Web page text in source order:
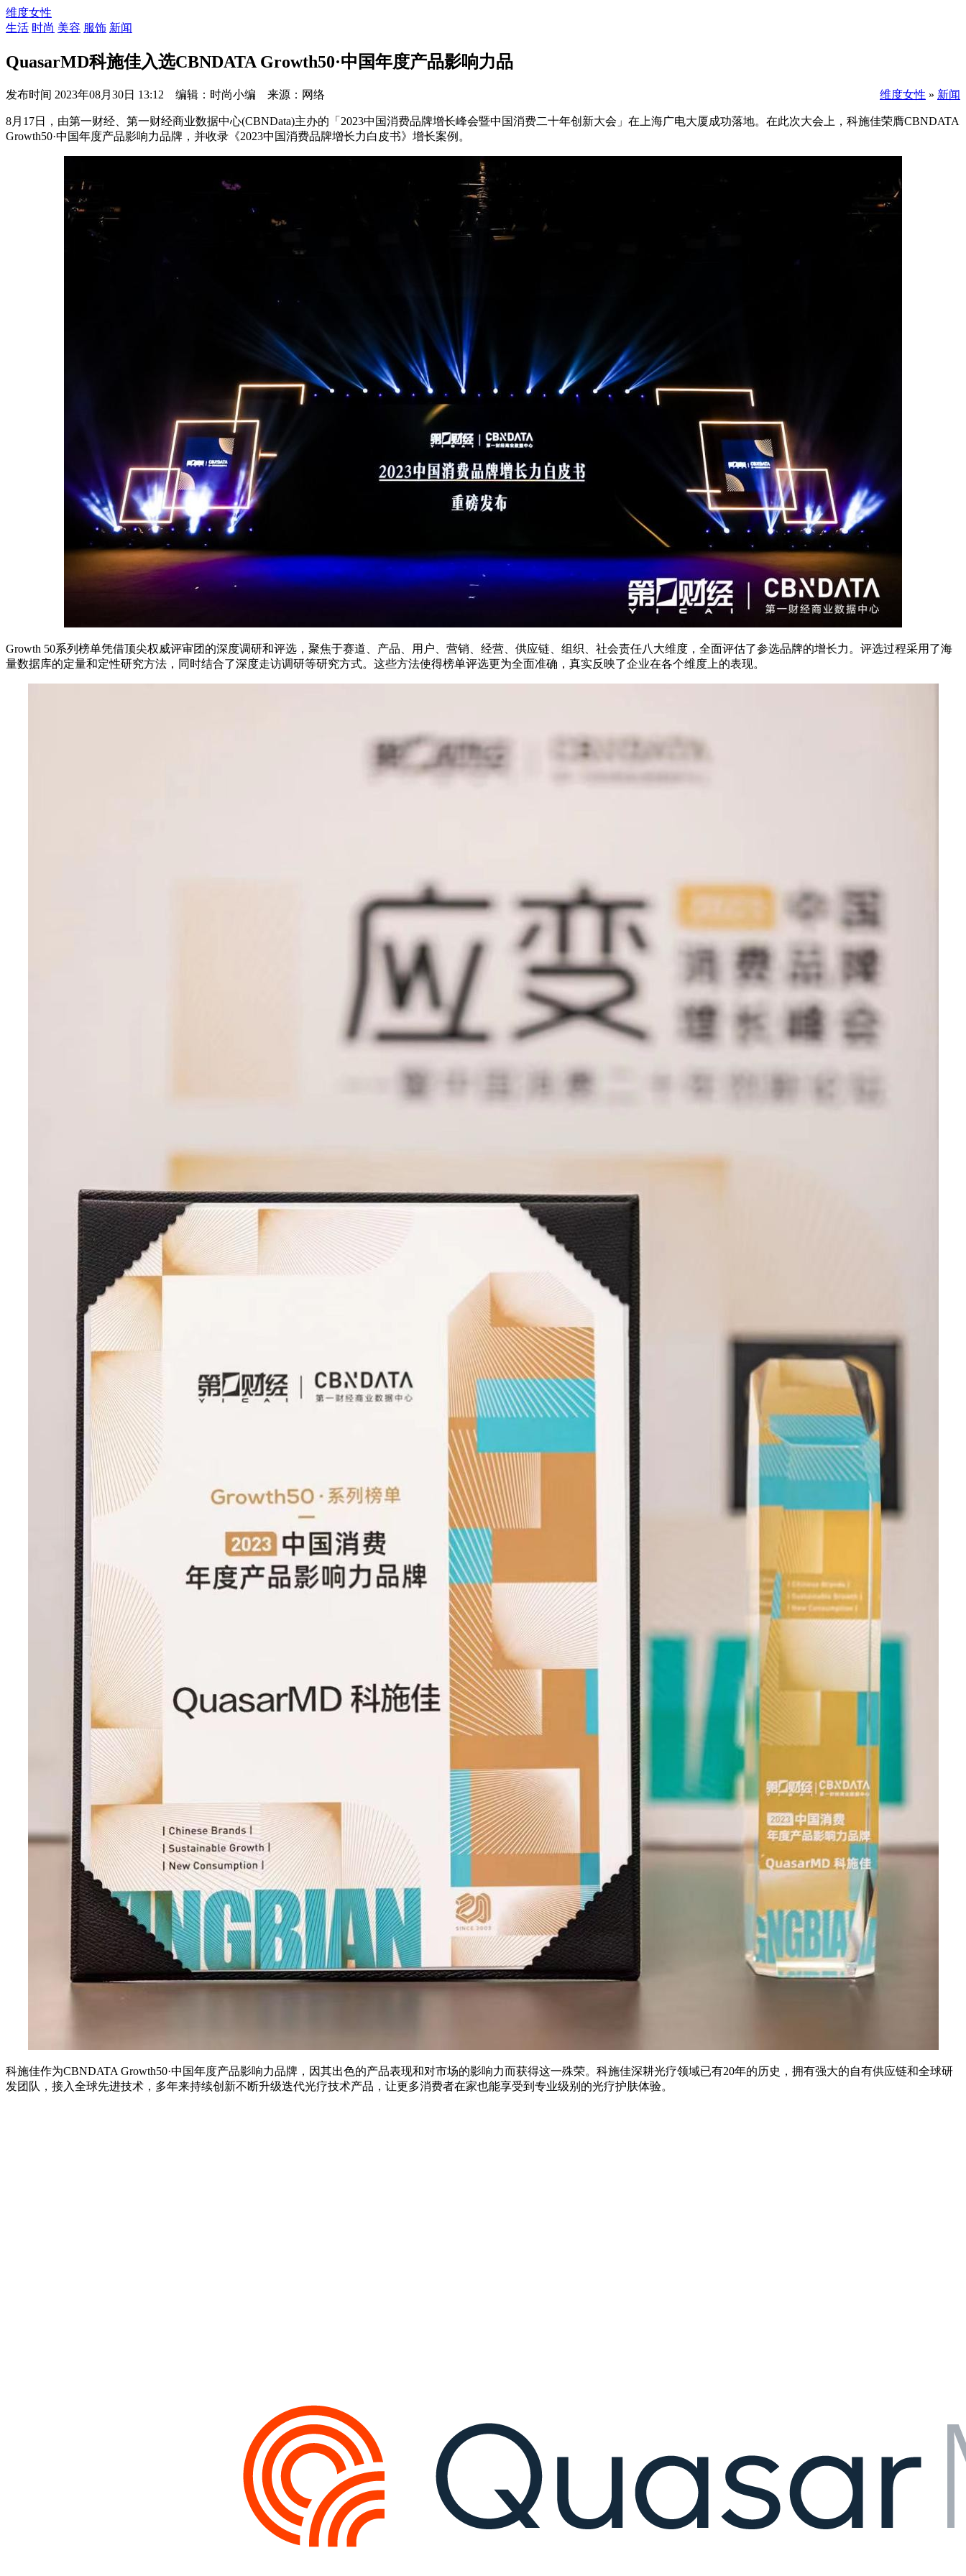
维度女性
生活 时尚 美容 服饰 新闻
QuasarMD科施佳入选CBNDATA Growth50·中国年度产品影响力品
发布时间 2023年08月30日 13:12 编辑：时尚小编 来源：网络 维度女性 » 新闻
8月17日，由第一财经、第一财经商业数据中心(CBNData)主办的「2023中国消费品牌增长峰会暨中国消费二十年创新大会」在上海广电大厦成功落地。在此次大会上，科施佳荣膺CBNDATA
Growth50·中国年度产品影响力品牌，并收录《2023中国消费品牌增长力白皮书》增长案例。
Growth 50系列榜单凭借顶尖权威评审团的深度调研和评选，聚焦于赛道、产品、用户、营销、经营、供应链、组织、社会责任八大维度，全面评估了参选品牌的增长力。评选过程采用了海
量数据库的定量和定性研究方法，同时结合了深度走访调研等研究方式。这些方法使得榜单评选更为全面准确，真实反映了企业在各个维度上的表现。
科施佳作为CBNDATA Growth50·中国年度产品影响力品牌，因其出色的产品表现和对市场的影响力而获得这一殊荣。科施佳深耕光疗领域已有20年的历史，拥有强大的自有供应链和全球研
发团队，接入全球先进技术，多年来持续创新不断升级迭代光疗技术产品，让更多消费者在家也能享受到专业级别的光疗护肤体验。